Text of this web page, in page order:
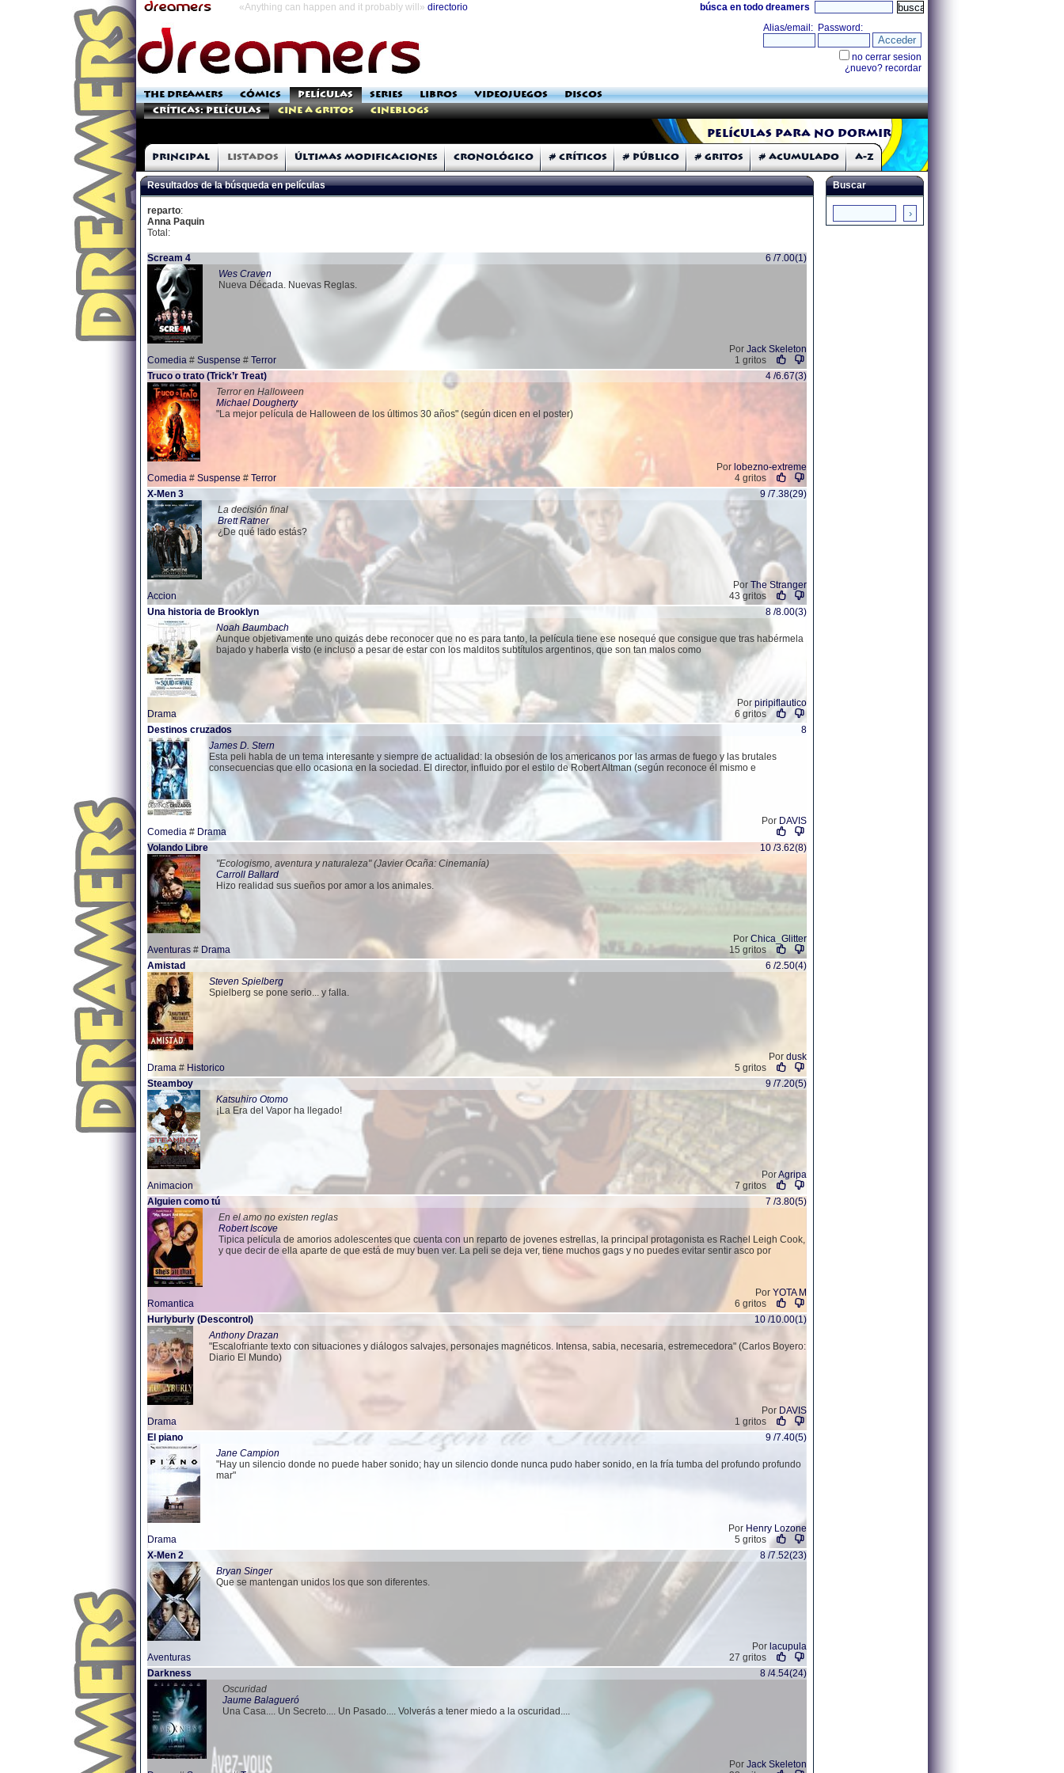
«Anything can happen and it probably will» directorio búsca en todo dreamers
THE DREAMERS CÓMICS PELÍCULAS SERIES LIBROS VIDEOJUEGOS
DISCOS
Críticas: Películas
Cine a Gritos Cineblogs
Películas para no dormir
Principal Listados Últimas modificaciones Cronológico # Críticos # Público # Gritos # Acumulado A-Z
Resultados de la búsqueda en películas
reparto:
Anna Paquin
Total:
Scream 4
6 /7.00(1)
Wes Craven
Nueva Década. Nuevas Reglas.
Por Jack Skeleton
Comedia # Suspense # Terror
1 gritos
Truco o trato (Trick’r Treat)
4 /6.67(3)
Terror en Halloween
Michael Dougherty
"La mejor película de Halloween de los últimos 30 años" (según dicen en el poster)
Por lobezno-extreme
Comedia # Suspense # Terror
4 gritos
X-Men 3
9 /7.38(29)
La decisión final
Brett Ratner
¿De qué lado estás?
Por The Stranger
Accion
43 gritos
Una historia de Brooklyn
8 /8.00(3)
Noah Baumbach
Aunque objetivamente uno quizás debe reconocer que no es para tanto, la película tiene ese nosequé que consigue que tras habérmela
bajado y haberla visto (e incluso a pesar de estar con los malditos subtítulos argentinos, que son tan malos como
Por piripiflautico
Drama
6 gritos
Destinos cruzados
8
James D. Stern
Esta peli habla de un tema interesante y siempre de actualidad: la obsesión de los americanos por las armas de fuego y las brutales
consecuencias que ello ocasiona en la sociedad. El director, influido por el estilo de Robert Altman (según reconoce él mismo e
Por DAVIS
Comedia # Drama
Volando Libre
10 /3.62(8)
"Ecologismo, aventura y naturaleza" (Javier Ocaña: Cinemanía)
Carroll Ballard
Hizo realidad sus sueños por amor a los animales.
Por Chica_Glitter
Aventuras # Drama
15 gritos
Amistad
6 /2.50(4)
Steven Spielberg
Spielberg se pone serio... y falla.
Por dusk
Drama # Historico
5 gritos
Steamboy
9 /7.20(5)
Katsuhiro Otomo
¡La Era del Vapor ha llegado!
PorAgripa
Animacion
7 gritos
Alguien como tú
7 /3.80(5)
En el amo no existen reglas
Robert Iscove
Tipica película de amorios adolescentes que cuenta con un reparto de jovenes estrellas, la principal protagonista es Rachel Leigh Cook,
y que decir de ella aparte de que está de muy buen ver. La peli se deja ver, tiene muchos gags y no puedes evitar sentir asco por
Por YOTA M
Romantica
6 gritos
Hurlyburly (Descontrol)
10 /10.00(1)
Anthony Drazan
"Escalofriante texto con situaciones y diálogos salvajes, personajes magnéticos. Intensa, sabia, necesaria, estremecedora" (Carlos Boyero:
Diario El Mundo)
Por DAVIS
Drama
1 gritos
El piano
9 /7.40(5)
Jane Campion
"Hay un silencio donde no puede haber sonido; hay un silencio donde nunca pudo haber sonido, en la fría tumba del profundo profundo
mar"
Por Henry Lozone
Drama
5 gritos
X-Men 2
8 /7.52(23)
Bryan Singer
Que se mantengan unidos los que son diferentes.
Por lacupula
Aventuras
27 gritos
Darkness
8 /4.54(24)
Oscuridad
Jaume Balagueró
Una Casa.... Un Secreto.... Un Pasado.... Volverás a tener miedo a la oscuridad....
Por Jack Skeleton
Buscar